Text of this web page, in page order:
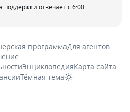
поддержки отвечает с 6:00
программаДля агентов
ЭнциклопедияКарта сайта
Тёмная тема